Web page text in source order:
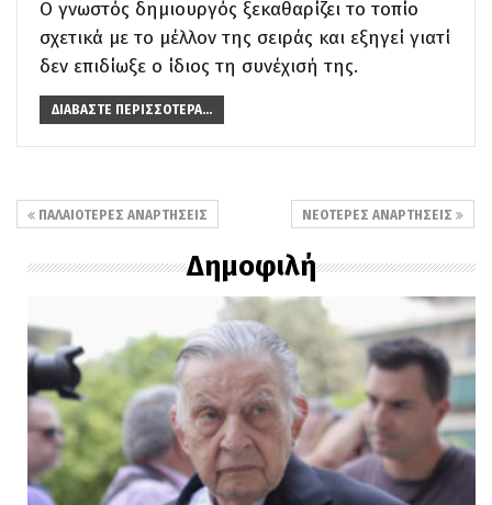
Ο γνωστός δημιουργός ξεκαθαρίζει το τοπίο
σχετικά με το μέλλον της σειράς και εξηγεί γιατί
δεν επιδίωξε ο ίδιος τη συνέχισή της.
ΔΙΑΒΆΣΤΕ ΠΕΡΙΣΣΌΤΕΡΑ...
ΠΑΛΑΙΌΤΕΡΕΣ ΑΝΑΡΤΉΣΕΙΣ ΝΕΌΤΕΡΕΣ ΑΝΑΡΤΉΣΕΙΣ
Δημοφιλή